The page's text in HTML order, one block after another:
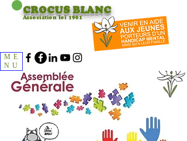
CROCUSBLANC
Association loi 1901
ME
NU